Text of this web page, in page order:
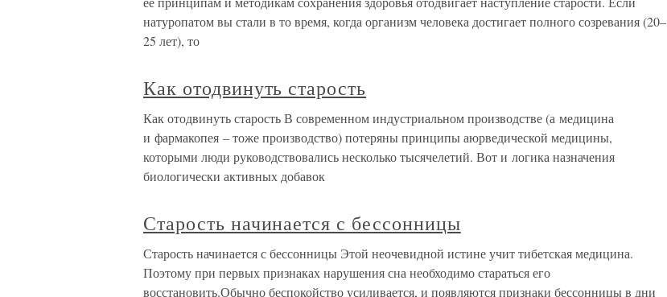
натуропатом вы стали в то время, когда организм человека достигает полного созревания (20–
25 лет), то
Как отодвинуть старость
Как отодвинуть старость В современном индустриальном производстве (а медицина
и фармакопея – тоже производство) потеряны принципы аюрведической медицины,
которыми люди руководствовались несколько тысячелетий. Вот и логика назначения
биологически активных добавок
Старость начинается с бессонницы
Старость начинается с бессонницы Этой неочевидной истине учит тибетская медицина.
Поэтому при первых признаках нарушения сна необходимо стараться его
восстановить.Обычно беспокойство усиливается, и появляются признаки бессонницы в дни